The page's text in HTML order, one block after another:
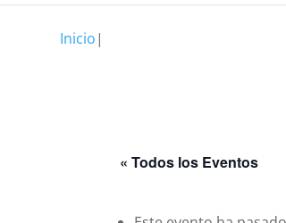
Inicio|
« Todos los Eventos